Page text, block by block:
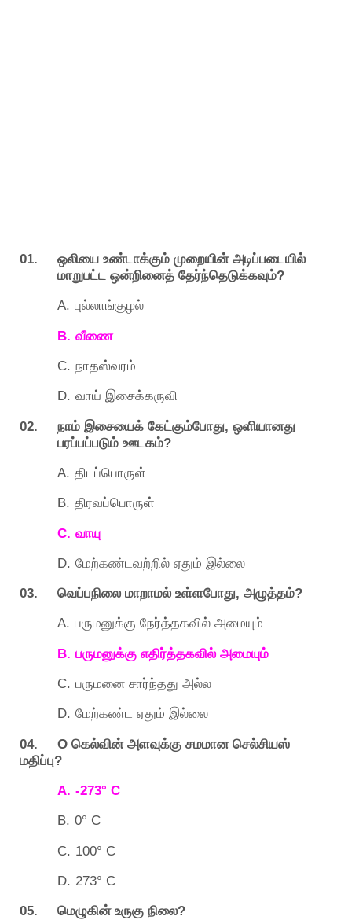
01. ஒலியை உண்டாக்கும் முறையின் அடிப்படையில்
மாறுபட்ட ஒன்றினைத் தேர்ந்தெடுக்கவும்?
A. புல்லாங்குழல்
B. வீணை
C. நாதஸ்வரம்
D. வாய் இசைக்கருவி
02. நாம் இசையைக் கேட்கும்போது, ஒளியானது
பரப்பப்படும் ஊடகம்?
A. திடப்பொருள்
B. திரவப்பொருள்
C. வாயு
D. மேற்கண்டவற்றில் ஏதும் இல்லை
03. வெப்பநிலை மாறாமல் உள்ளபோது, அழுத்தம்?
A. பருமனுக்கு நேர்த்தகவில் அமையும்
B. பருமனுக்கு எதிர்த்தகவில் அமையும்
C. பருமனை சார்ந்தது அல்ல
D. மேற்கண்ட ஏதும் இல்லை
04. O கெல்வின் அளவுக்கு சமமான செல்சியஸ்
மதிப்பு?
A. -273° C
B. 0° C
C. 100° C
D. 273° C
05. மெழுகின் உருகு நிலை?